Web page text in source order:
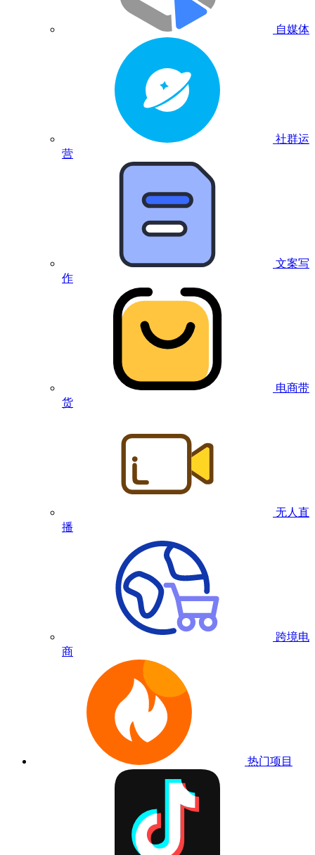
自媒体
社群运
营
文案写
作
电商带
货
无人直
播
跨境电
商
热门项目